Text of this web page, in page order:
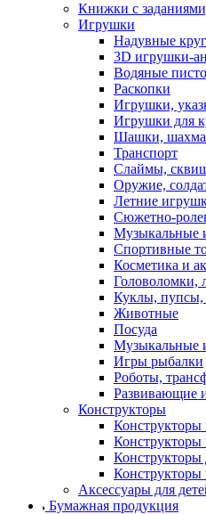
Книжки с
Игрушки
Надувные
3D игрушки-
Водяные
Раскопки
Игрушки,
Игрушки для
Шашки,
Транспорт
Слаймы,
Оружие,
Летние
Сюжетно-
Музыкальные
Спортивные
Косметика и
Головоломки,
Куклы, пупсы,
Животные
Посуда
Музыкальные
Игры рыбалки
Роботы,
Развивающие
Конструкторы
Конструкторы
Конструкторы
Конструкторы
Аксессуары для
Бумажная продукция